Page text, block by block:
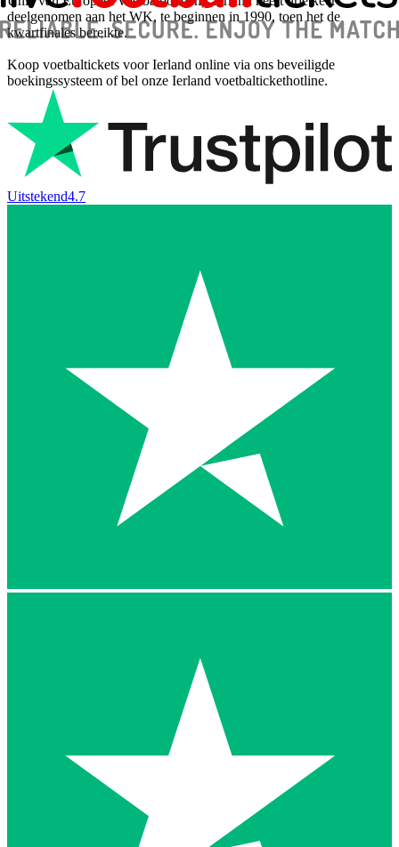
deelgenomen aan het WK, te beginnen in 1990, toen het de
kwartfinales bereikte.
Koop voetbaltickets voor Ierland online via ons beveiligde
boekingssysteem of bel onze Ierland voetbaltickethotline.
Uitstekend4.7